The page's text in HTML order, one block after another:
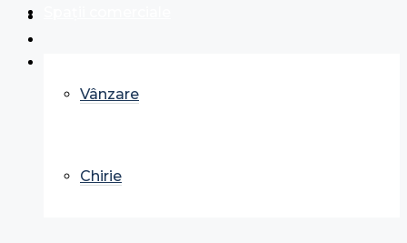
Vânzare
Chirie